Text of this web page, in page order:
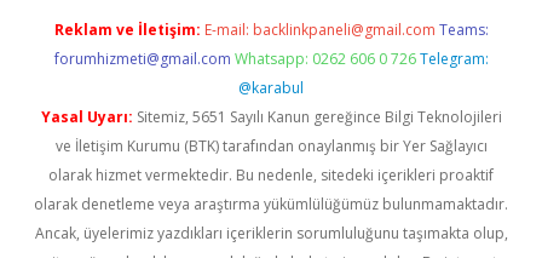
Reklam ve İletişim: E-mail: backlinkpaneli@gmail.com Teams:
forumhizmeti@gmail.com Whatsapp: 0262 606 0 726 Telegram:
@karabul
Yasal Uyarı: Sitemiz, 5651 Sayılı Kanun gereğince Bilgi Teknolojileri
ve İletişim Kurumu (BTK) tarafından onaylanmış bir Yer Sağlayıcı
olarak hizmet vermektedir. Bu nedenle, sitedeki içerikleri proaktif
olarak denetleme veya araştırma yükümlülüğümüz bulunmamaktadır.
Ancak, üyelerimiz yazdıkları içeriklerin sorumluluğunu taşımakta olup,